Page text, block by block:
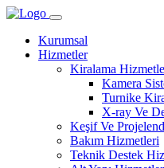
Kurumsal
Hizmetler
Kiralama
Kamera
Turnike
X-ray Ve
Keşif Ve
Bakım Hizmetleri
Teknik Destek